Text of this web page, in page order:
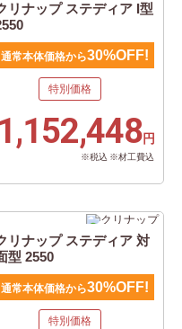
リナップ ステディア I型
通常本体価格から30%OFF!
特別価格
1,152,448円
※税込 ※材工費込
リナップ ステディア 対
型 2550
通常本体価格から30%OFF!
特別価格